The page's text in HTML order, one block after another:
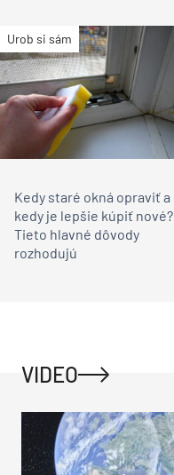
Urob si sám
Kedy staré okná opraviť a
kedy je lepšie kúpiť nové?
Tieto hlavné dôvody
rozhodujú
VIDEO